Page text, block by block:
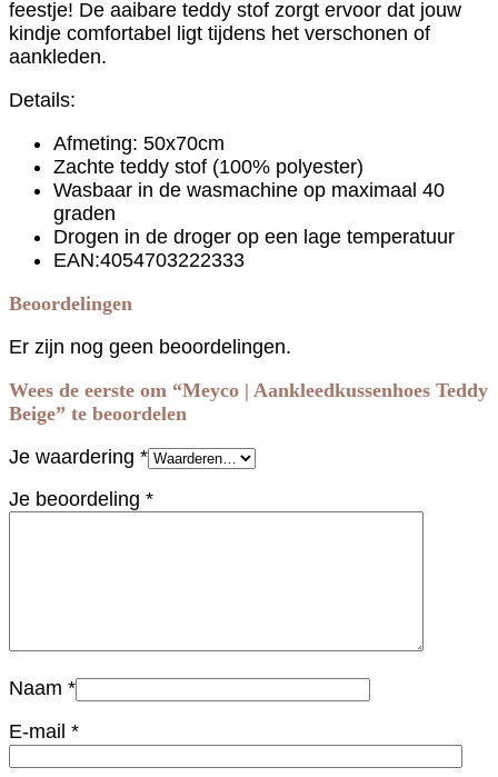
feestje! De aaibare teddy stof zorgt ervoor dat jouw
kindje comfortabel ligt tijdens het verschonen of
aankleden.
Details:
Afmeting: 50x70cm
Zachte teddy stof (100% polyester)
Wasbaar in de wasmachine op maximaal 40
graden
Drogen in de droger op een lage temperatuur
EAN:4054703222333
Beoordelingen
Er zijn nog geen beoordelingen.
Wees de eerste om “Meyco | Aankleedkussenhoes Teddy
Beige” te beoordelen
Je waardering *
Je beoordeling *
Naam *
E-mail *